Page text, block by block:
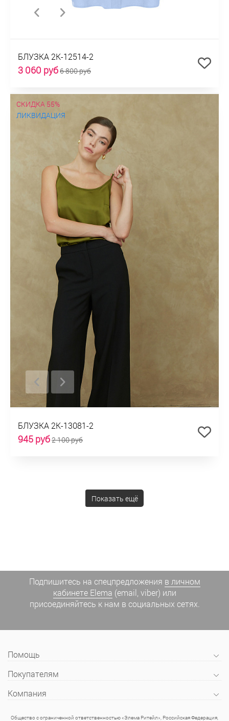
БЛУЗКА 2К-12514-2
3 060 руб6 800 руб
СКИДКА 55%
ЛИКВИДАЦИЯ
БЛУЗКА 2К-13081-2
945 руб2 100 руб
Показать ещё
Подпишитесь на спецпредложения в личном
кабинете Elema (email, viber) или
присоединяйтесь к нам в социальных сетях.
Помощь
Покупателям
Компания
Общество с ограниченной ответственностью «Элема Ритейл», Российская Федерация,